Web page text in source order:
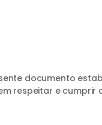
documento
respeitar e